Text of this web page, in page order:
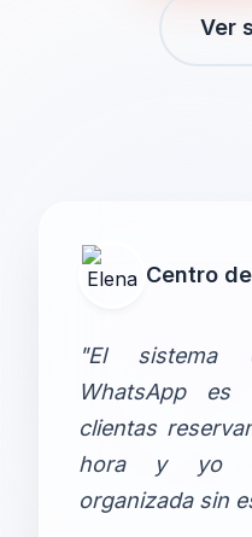
Ver
Centro
"El sistema
WhatsApp es
clientas
hora y yo
organizada sin